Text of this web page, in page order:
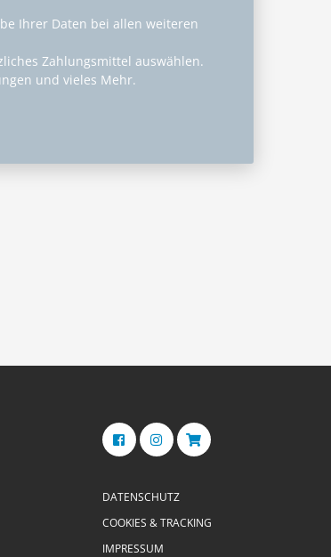
Ihrer Daten bei allen weiteren
Zahlungsmittel auswählen.
und vieles Mehr.
DATENSCHUTZ
COOKIES & TRACKING
IMPRESSUM